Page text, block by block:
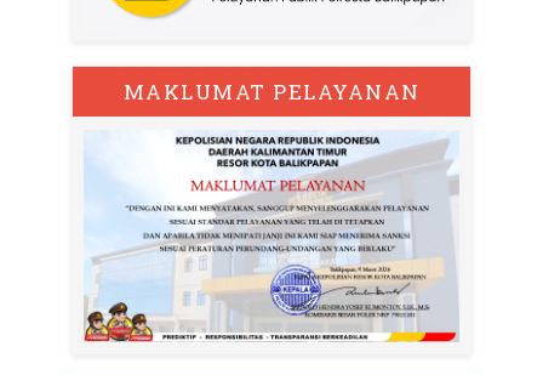
MAKLUMAT PELAYANAN